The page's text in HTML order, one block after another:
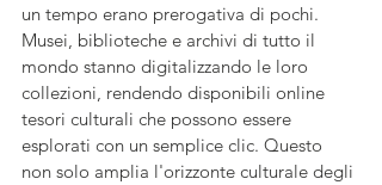
un tempo erano prerogativa di pochi.
Musei, biblioteche e archivi di tutto il
mondo stanno digitalizzando le loro
collezioni, rendendo disponibili online
tesori culturali che possono essere
esplorati con un semplice clic. Questo
non solo amplia l'orizzonte culturale degli